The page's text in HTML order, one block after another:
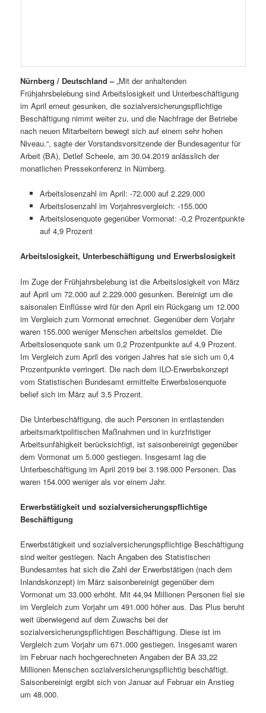
Nürnberg / Deutschland –„Mit der anhaltenden
Frühjahrsbelebung sind Arbeitslosigkeit und Unterbeschäftigung
im April erneut gesunken, die sozialversicherungspflichtige
Beschäftigung nimmt weiter zu, und die Nachfrage der Betriebe
nach neuen Mitarbeitern bewegt sich auf einem sehr hohen
Niveau.“, sagte der Vorstandsvorsitzende der Bundesagentur für
Arbeit (BA), Detlef Scheele, am 30.04.2019 anlässlich der
monatlichen Pressekonferenz in Nürnberg.
Arbeitslosenzahl im April: -72.000 auf 2.229.000
Arbeitslosenzahl im Vorjahresvergleich: -155.000
Arbeitslosenquote gegenüber Vormonat: -0,2 Prozentpunkte
auf 4,9 Prozent
Arbeitslosigkeit, Unterbeschäftigung und Erwerbslosigkeit
Im Zuge der Frühjahrsbelebung ist die Arbeitslosigkeit von März
auf April um 72.000 auf 2.229.000 gesunken. Bereinigt um die
saisonalen Einflüsse wird für den April ein Rückgang um 12.000
im Vergleich zum Vormonat errechnet. Gegenüber dem Vorjahr
waren 155.000 weniger Menschen arbeitslos gemeldet. Die
Arbeitslosenquote sank um 0,2 Prozentpunkte auf 4,9 Prozent.
Im Vergleich zum April des vorigen Jahres hat sie sich um 0,4
Prozentpunkte verringert. Die nach dem ILO-Erwerbskonzept
vom Statistischen Bundesamt ermittelte Erwerbslosenquote
belief sich im März auf 3,5 Prozent.
Die Unterbeschäftigung, die auch Personen in entlastenden
arbeitsmarktpolitischen Maßnahmen und in kurzfristiger
Arbeitsunfähigkeit berücksichtigt, ist saisonbereinigt gegenüber
dem Vormonat um 5.000 gestiegen. Insgesamt lag die
Unterbeschäftigung im April 2019 bei 3.198.000 Personen. Das
waren 154.000 weniger als vor einem Jahr.
Erwerbstätigkeit und sozialversicherungspflichtige
Beschäftigung
Erwerbstätigkeit und sozialversicherungspflichtige Beschäftigung
sind weiter gestiegen. Nach Angaben des Statistischen
Bundesamtes hat sich die Zahl der Erwerbstätigen (nach dem
Inlandskonzept) im März saisonbereinigt gegenüber dem
Vormonat um 33.000 erhöht. Mit 44,94 Millionen Personen fiel sie
im Vergleich zum Vorjahr um 491.000 höher aus. Das Plus beruht
weit überwiegend auf dem Zuwachs bei der
sozialversicherungspflichtigen Beschäftigung. Diese ist im
Vergleich zum Vorjahr um 671.000 gestiegen. Insgesamt waren
im Februar nach hochgerechneten Angaben der BA 33,22
Millionen Menschen sozialversicherungspflichtig beschäftigt.
Saisonbereinigt ergibt sich von Januar auf Februar ein Anstieg
um 48.000.